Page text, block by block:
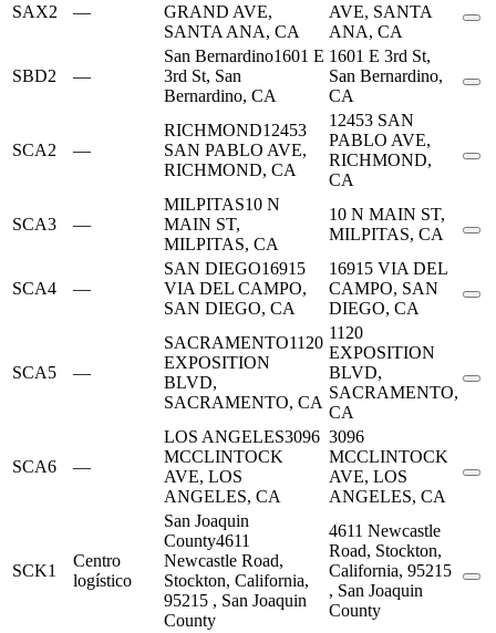
SAX2 —
GRAND AVE,
SANTA ANA, CA
AVE, SANTA
ANA, CA
SBD2 —
San Bernardino1601 E
3rd St, San
Bernardino, CA
1601 E 3rd St,
San Bernardino,
CA
SCA2 —
RICHMOND12453
SAN PABLO AVE,
RICHMOND, CA
12453 SAN
PABLO AVE,
RICHMOND,
CA
SCA3 —
MILPITAS10 N
MAIN ST,
MILPITAS, CA
10 N MAIN ST,
MILPITAS, CA
SCA4 —
SAN DIEGO16915
VIA DEL CAMPO,
SAN DIEGO, CA
16915 VIA DEL
CAMPO, SAN
DIEGO, CA
SCA5 —
SACRAMENTO1120
EXPOSITION
BLVD,
SACRAMENTO, CA
1120
EXPOSITION
BLVD,
SACRAMENTO,
CA
SCA6 —
LOS ANGELES3096
MCCLINTOCK
AVE, LOS
ANGELES, CA
3096
MCCLINTOCK
AVE, LOS
ANGELES, CA
SCK1
Centro
logístico
San Joaquin
County4611
Newcastle Road,
Stockton, California,
95215 , San Joaquin
County
4611 Newcastle
Road, Stockton,
California, 95215
, San Joaquin
County